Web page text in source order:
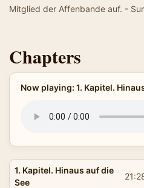
Mitglied der Affenbande auf. -
Chapters
Now playing: 1. Kapitel.
1. Kapitel. Hinaus auf die
See